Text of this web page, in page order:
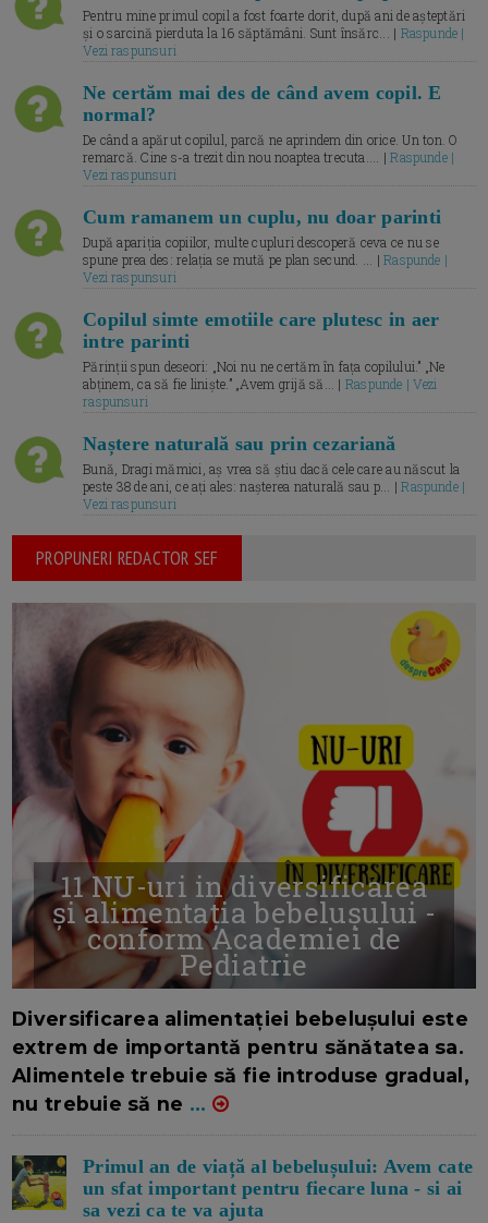
Pentru mine primul copil a fost foarte dorit, după ani de așteptări
și o sarcină pierduta la 16 săptămâni. Sunt însărc... | Raspunde |
Vezi raspunsuri
Ne certăm mai des de când avem copil. E
normal?
De când a apărut copilul, parcă ne aprindem din orice. Un ton. O
remarcă. Cine s-a trezit din nou noaptea trecuta.... |Raspunde |
Vezi raspunsuri
Cum ramanem un cuplu, nu doar parinti
După apariția copiilor, multe cupluri descoperă ceva ce nu se
spune prea des: relația se mută pe plan secund. ... |Raspunde |
Vezi raspunsuri
Copilul simte emotiile care plutesc in aer
intre parinti
Părinții spun deseori: „Noi nu ne certăm în fața copilului.” „Ne
abținem, ca să fie liniște.” „Avem grijă să... | Raspunde | Vezi
raspunsuri
Naștere naturală sau prin cezariană
Bună, Dragi mămici, aș vrea să știu dacă cele care au născut la
peste 38 de ani, ce ați ales: nașterea naturală sau p... |Raspunde |
Vezi raspunsuri
PROPUNERI REDACTOR SEF
11 NU-uri in diversificarea
și alimentația bebelușului -
conform Academiei de
Pediatrie
Diversificarea alimentației bebelușului este
extrem de importantă pentru sănătatea sa.
Alimentele trebuie să fie introduse gradual,
nu trebuie să ne ...
Primul an de viață al bebelușului: Avem cate
un sfat important pentru fiecare luna - si ai
sa vezi ca te va ajuta